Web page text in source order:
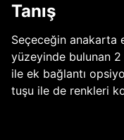
Tanış
Seçeceğin anakarta
yüzeyinde bulunan
ile ek bağlantı
tuşu ile de renkleri